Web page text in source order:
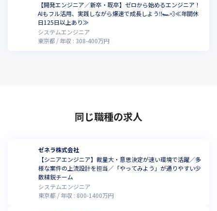
【開発エンジニア／新卒・既卒】ゼロから始めるエンジニア！
AIもフル活用、実践しながら爆速で成長しよう‼️🏎️💨≪年間休
日125日以上あり≫
システムエンジニア
東京都
年収 : 308-400万円
同じ職種の求人
ゼネラ株式会社
【シニアエンジニア】裁量大・意思決定が速い環境で活躍／多
様な案件の上流設計を担当／「やってみよう」が通りやすい少
数精鋭チーム
システムエンジニア
東京都
年収 : 800-1400万円